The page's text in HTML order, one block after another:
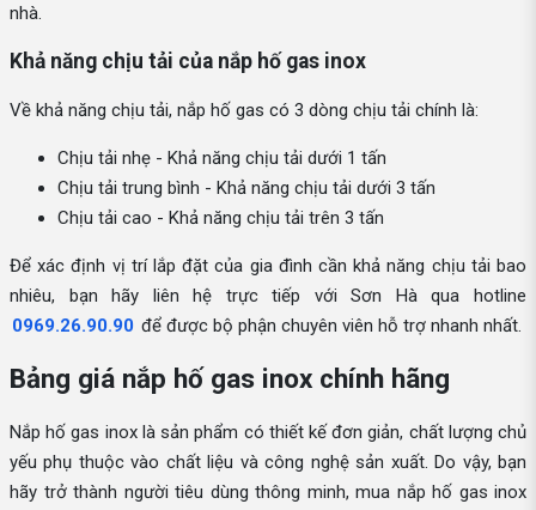
nhà.
Khả năng chịu tải của nắp hố gas inox
Về khả năng chịu tải, nắp hố gas có 3 dòng chịu tải chính là:
Chịu tải nhẹ - Khả năng chịu tải dưới 1 tấn
Chịu tải trung bình - Khả năng chịu tải dưới 3 tấn
Chịu tải cao - Khả năng chịu tải trên 3 tấn
Để xác định vị trí lắp đặt của gia đình cần khả năng chịu tải bao
nhiêu, bạn hãy liên hệ trực tiếp với Sơn Hà qua hotline
0969.26.90.90 để được bộ phận chuyên viên hỗ trợ nhanh nhất.
Bảng giá nắp hố gas inox chính hãng
Nắp hố gas inox là sản phẩm có thiết kế đơn giản, chất lượng chủ
yếu phụ thuộc vào chất liệu và công nghệ sản xuất. Do vậy, bạn
hãy trở thành người tiêu dùng thông minh, mua nắp hố gas inox